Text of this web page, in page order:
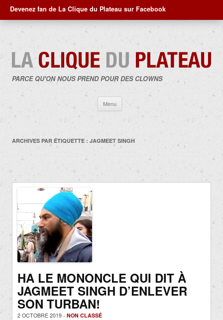
Devenez fan de La Clique du Plateau sur Facebook
PARCE QU'ON NOUS PREND POUR DES CLOWNS
Menu
contenu
ARCHIVES PAR ÉTIQUETTE : JAGMEET SINGH
HA LE MONONCLE QUI DIT À
JAGMEET SINGH D’ENLEVER
SON TURBAN!
2 OCTOBRE 2019 - NON CLASSÉ